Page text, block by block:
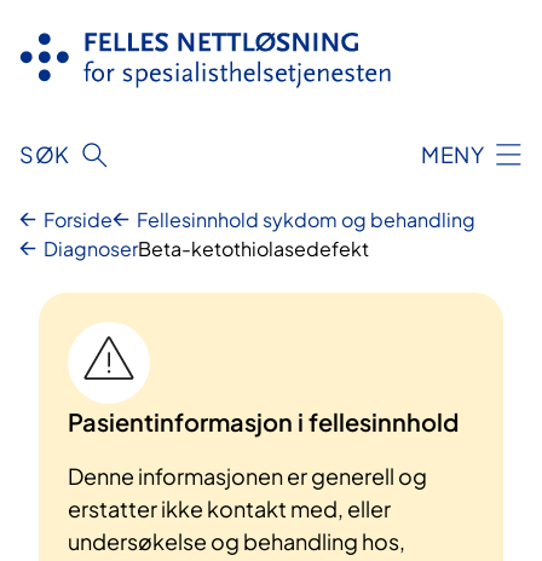
innhold
SØK MENY
Forside
Fellesinnhold sykdom og behandling
DiagnoserBeta-ketothiolasedefekt
Pasientinformasjon i fellesinnhold
Denne informasjonen er generell og
erstatter ikke kontakt med, eller
undersøkelse og behandling hos,